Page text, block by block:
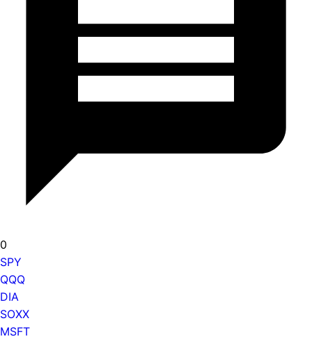
0
SPY
QQQ
DIA
SOXX
MSFT